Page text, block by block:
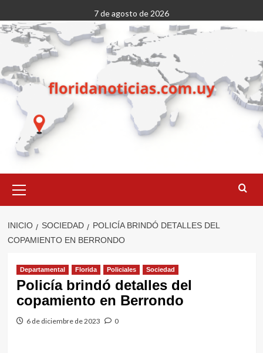
al
contenido
7 de agosto de 2026
primario
INICIO SOCIEDAD
POLICÍA BRINDÓ DETALLES DEL
COPAMIENTO EN BERRONDO
Departamental Florida Policiales Sociedad
Policía brindó detalles del
copamiento en Berrondo
6 de diciembre de 2023 0